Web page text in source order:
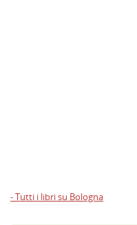
- Tutti i libri su Bologna